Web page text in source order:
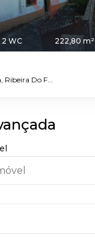
2 WC 222,80 m²
Ribeira Do F...